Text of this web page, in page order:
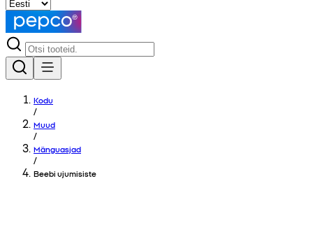
Kodu
/
Muud
/
Mänguasjad
/
Beebi ujumisiste